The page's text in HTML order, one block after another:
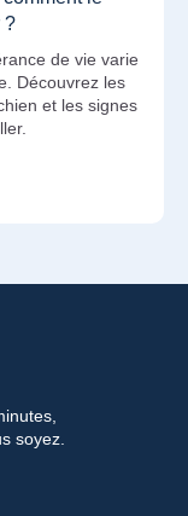
?
de vie varie
Découvrez les
et les signes
soyez.